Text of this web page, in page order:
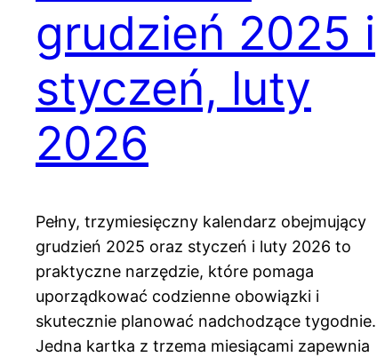
grudzień 2025 i
styczeń, luty
2026
Pełny, trzymiesięczny kalendarz obejmujący
grudzień 2025 oraz styczeń i luty 2026 to
praktyczne narzędzie, które pomaga
uporządkować codzienne obowiązki i
skutecznie planować nadchodzące tygodnie.
Jedna kartka z trzema miesiącami zapewnia